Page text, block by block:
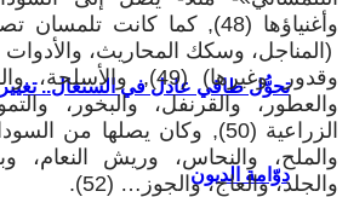
تحوُّل طاقي عادل في السنغال..
دوّامة الديون
وأغنياؤها (48), كما كانت
(المناجل، وسكك المحاريث،
وقدور وغيرها) (49),
والعطور، والقرنفل، والبخور،
الزراعية (50), وكان يصلها من
والجلد، والعاج، والجوز… (52).